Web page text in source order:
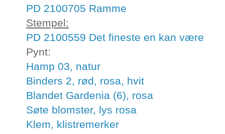
PD 2100705 Ramme
Stempel:
PD 2100559 Det fineste en kan være
Pynt:
Hamp 03, natur
Binders 2, rød, rosa, hvit
Blandet Gardenia (6), rosa
Søte blomster, lys rosa
Klem, klistremerker